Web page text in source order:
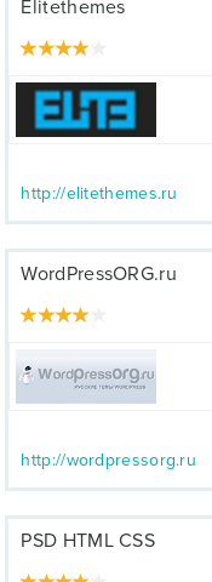
Elitethemes
http://elitethemes.ru
WordPressORG.ru
http://wordpressorg.ru
PSD HTML CSS